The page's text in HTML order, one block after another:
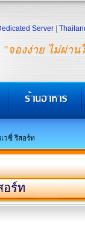
"จองง่าย ไม่ผ่าน
Server
วซี่ รีสอร์ท
อร์ท